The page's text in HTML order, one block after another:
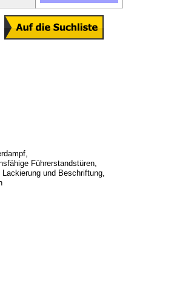
Führerstandstüren,
und Beschriftung,